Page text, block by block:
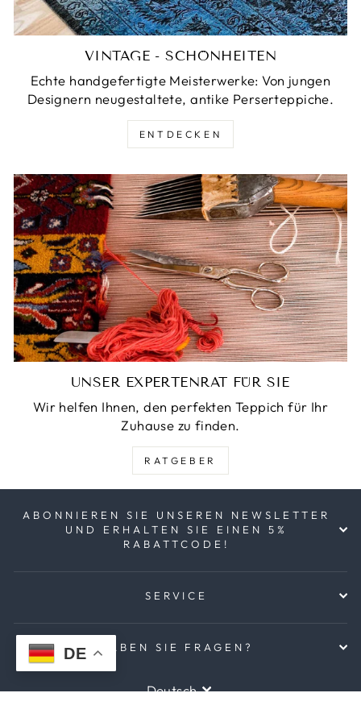
VINTAGE - SCHÖNHEITEN
Echte handgefertigte Meisterwerke: Von jungen
Designern neugestaltete, antike Perserteppiche.
ENTDECKEN
UNSER EXPERTENRAT FÜR SIE
Wir helfen Ihnen, den perfekten Teppich für Ihr
Zuhause zu finden.
RATGEBER
ABONNIEREN SIE UNSEREN NEWSLETTER
UND ERHALTEN SIE EINEN 5%
RABATTCODE!
SERVICE
HABEN SIE FRAGEN?
SPRACHE
Deutsch
DE